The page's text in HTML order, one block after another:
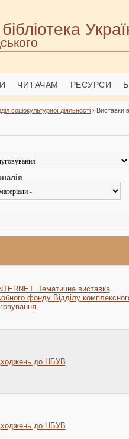
ЧИТАЧАМ РЕСУРСИ
соціокультурної діяльності › Виставки
Тематична виставка
фонду Відділу
до НБУВ
до НБУВ